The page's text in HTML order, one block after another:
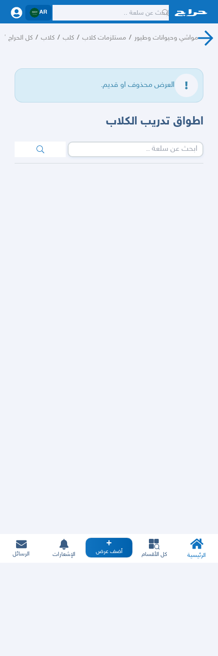
AR
مواشي وحيوانات وطيور / مستلزمات كلاب / كلب / كلاب / كل الحراج /
العرض محذوف او قديم.
اطواق تدريب الكلاب
الرئيسية كل الأقسام أضف عرض الإشعارات الرسائل